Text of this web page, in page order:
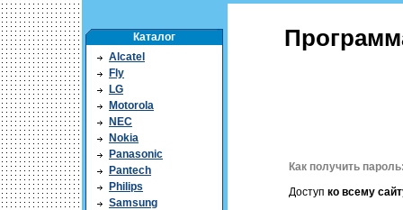
Каталог
Alcatel
Fly
LG
Motorola
NEC
Nokia
Panasonic
Pantech
Philips
Samsung
Как получить
Доступ ко всему